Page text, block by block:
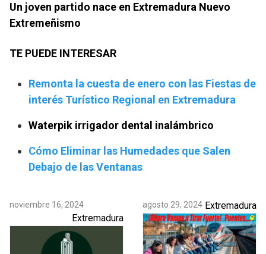
Un joven partido nace en Extremadura Nuevo
Extremeñismo
TE PUEDE INTERESAR
Remonta la cuesta de enero con las Fiestas de
interés Turístico Regional en Extremadura
Waterpik irrigador dental inalámbrico
Cómo Eliminar las Humedades que Salen
Debajo de las Ventanas
noviembre 16, 2024
Extremadura
agosto 29, 2024 Extremadura